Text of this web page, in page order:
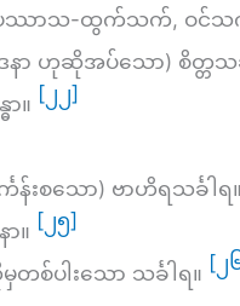
ဿာသ-ထွက်သက်, ဝင်သ
ာ ဟုဆိုအပ်သော) စိတ္တသင်္
ာ။ [၂၂]
းစသော) ဗာဟိရသင်္ခါရ။
ာ။ [၂၅]
တစ်ပါးသော သင်္ခါရ။ [၂